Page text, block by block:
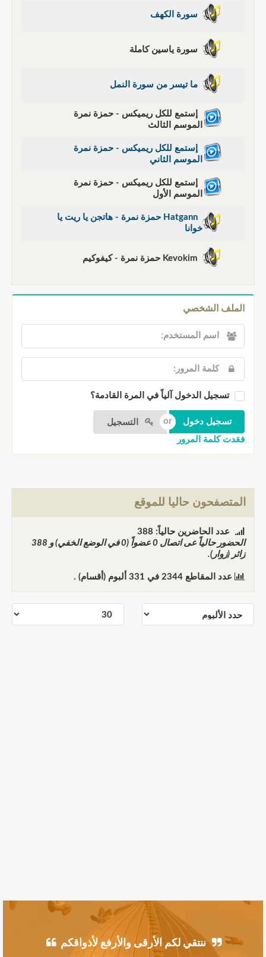
سورة الكهف
سورة ياسين كاملة
ما تيسر من سورة النمل
إستمع للكل ريميكس - حمزة نمرة
الموسم الثالث
إستمع للكل ريميكس - حمزة نمرة
الموسم الثاني
إستمع للكل ريميكس - حمزة نمرة
الموسم الأول
Hatgann حمزة نمرة - هاتجن يا ريت يا
خوانا
الملف الشخصي
تسجيل الدخول آلياً في المرة القادمة؟
التسجيل
فقدت كلمة المرور
المتصفحون حاليا للموقع
عدد الحاضرين حالياً: 388
الحضور حالياً عى اتصال 0 عضواً (0 في الوضع الخفي) و
388
زائر (زوار).
عدد المقاطع2344 في 331 ألبوم (أقسام) .
ننتقي لكم الأرقى والأرفع لأذواقكم